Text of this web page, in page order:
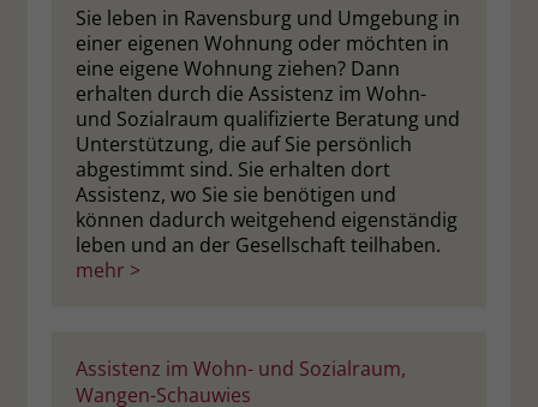
Sie leben in Ravensburg und Umgebung in
einer eigenen Wohnung oder möchten in
eine eigene Wohnung ziehen? Dann
erhalten durch die Assistenz im Wohn-
und Sozialraum qualifizierte Beratung und
Unterstützung, die auf Sie persönlich
abgestimmt sind. Sie erhalten dort
Assistenz, wo Sie sie benötigen und
können dadurch weitgehend eigenständig
leben und an der Gesellschaft teilhaben.
mehr >
Assistenz im Wohn- und Sozialraum,
Wangen-Schauwies